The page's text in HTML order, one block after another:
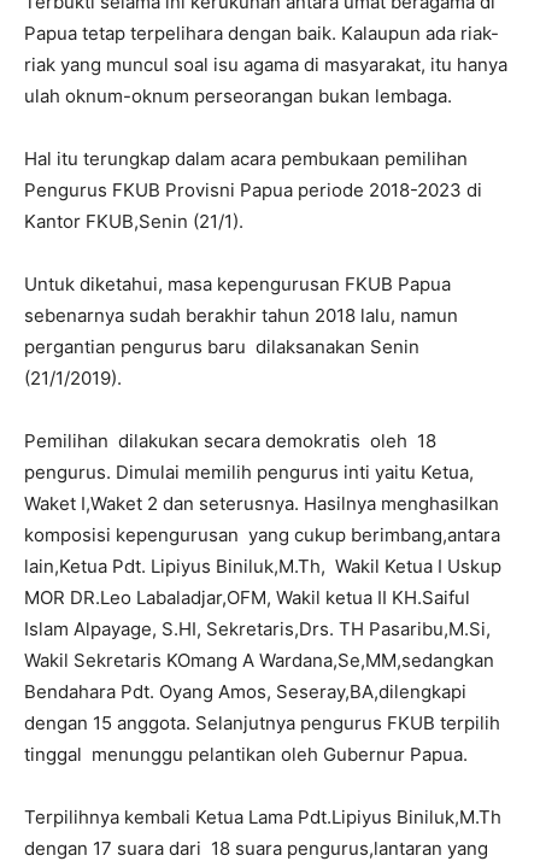
Papua tetap terpelihara dengan baik. Kalaupun ada riak-
riak yang muncul soal isu agama di masyarakat, itu hanya
ulah oknum-oknum perseorangan bukan lembaga.
Hal itu terungkap dalam acara pembukaan pemilihan
Pengurus FKUB Provisni Papua periode 2018-2023 di
Kantor FKUB,Senin (21/1).
Untuk diketahui, masa kepengurusan FKUB Papua
sebenarnya sudah berakhir tahun 2018 lalu, namun
pergantian pengurus baru dilaksanakan Senin
(21/1/2019).
Pemilihan dilakukan secara demokratis oleh 18
pengurus. Dimulai memilih pengurus inti yaitu Ketua,
Waket I,Waket 2 dan seterusnya. Hasilnya menghasilkan
komposisi kepengurusan yang cukup berimbang,antara
lain,Ketua Pdt. Lipiyus Biniluk,M.Th, Wakil Ketua I Uskup
MOR DR.Leo Labaladjar,OFM, Wakil ketua II KH.Saiful
Islam Alpayage, S.HI, Sekretaris,Drs. TH Pasaribu,M.Si,
Wakil Sekretaris KOmang A Wardana,Se,MM,sedangkan
Bendahara Pdt. Oyang Amos, Seseray,BA,dilengkapi
dengan 15 anggota. Selanjutnya pengurus FKUB terpilih
tinggal menunggu pelantikan oleh Gubernur Papua.
Terpilihnya kembali Ketua Lama Pdt.Lipiyus Biniluk,M.Th
dengan 17 suara dari 18 suara pengurus,lantaran yang